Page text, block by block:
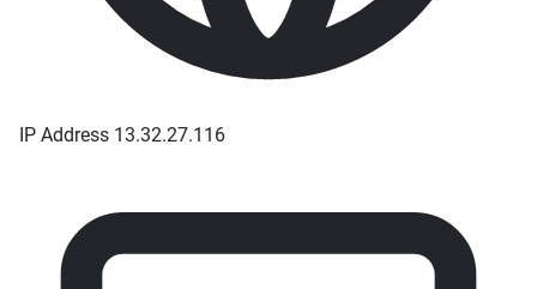
IP Address 13.32.27.116